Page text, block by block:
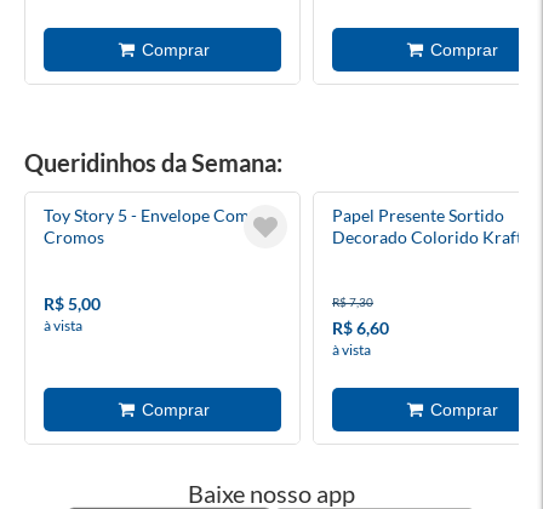
Queridinhos da Semana:
Toy Story 5 - Envelope Com 5
Cromos
R$ 5,00
à vista
Papel Presente Sortido
Decorado Colorido Kraft
R$ 7,30
R$ 6,60
à vista
Baixe nosso app